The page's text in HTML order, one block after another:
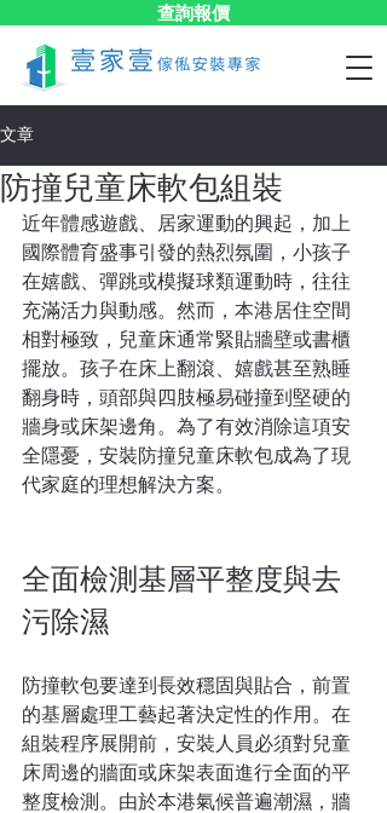
查詢報價
文章
防撞兒童床軟包組裝
近年體感遊戲、居家運動的興起，加上
國際體育盛事引發的熱烈氛圍，小孩子
在嬉戲、彈跳或模擬球類運動時，往往
充滿活力與動感。然而，本港居住空間
相對極致，兒童床通常緊貼牆壁或書櫃
擺放。孩子在床上翻滾、嬉戲甚至熟睡
翻身時，頭部與四肢極易碰撞到堅硬的
牆身或床架邊角。為了有效消除這項安
全隱憂，安裝防撞兒童床軟包成為了現
代家庭的理想解決方案。
全面檢測基層平整度與去
污除濕
防撞軟包要達到長效穩固與貼合，前置
的基層處理工藝起著決定性的作用。在
組裝程序展開前，安裝人員必須對兒童
床周邊的牆面或床架表面進行全面的平
整度檢測。由於本港氣候普遍潮濕，牆